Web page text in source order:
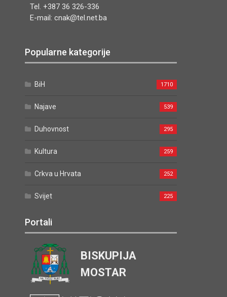
Tel. +387 36 326-336
E-mail: cnak@tel.net.ba
Popularne kategorije
BiH 1710
Najave 539
Duhovnost 295
Kultura 259
Crkva u Hrvata 252
Svijet 225
Portali
BISKUPIJA
MOSTAR